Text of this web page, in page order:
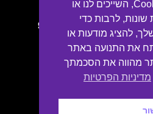
קווים:
2, 3, 4, 6, 7, 10, 16, 54
אנו משתמשים בקבצי Cookie, השייכים לנו או
לרבות כדי
להציג מודעות או
את התנועה באתר
מהווה את הסכמתך
מדיניות הפרטיות